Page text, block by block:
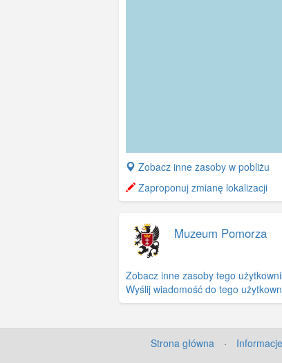
+
−
Zobacz inne zasoby w pobliżu
Zaproponuj zmianę lokalizacji
Muzeum Pomorza
Zobacz inne zasoby tego
Wyślij wiadomość do tego
Strona główna ·